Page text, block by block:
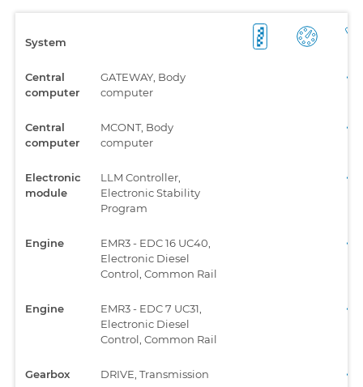
System
Central
computer
GATEWAY, Body
computer
Central
computer
MCONT, Body
computer
Electronic
module
LLM Controller,
Electronic Stability
Program
Engine
EMR3 - EDC 16 UC40,
Electronic Diesel
Control, Common Rail
Engine
EMR3 - EDC 7 UC31,
Electronic Diesel
Control, Common Rail
Gearbox DRIVE, Transmission